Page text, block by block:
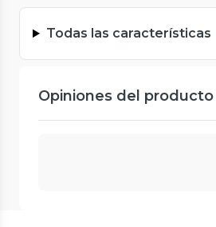
Todas las características
Opiniones del producto